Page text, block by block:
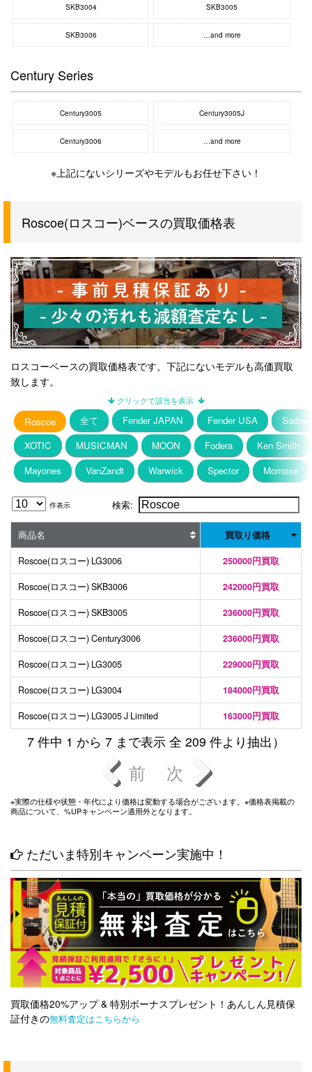
SKB3004 SKB3005
SKB3006 …and more
Century Series
Century3005 Century3005J
Century3006 …and more
※上記にないシリーズやモデルもお任せ下さい！
Roscoe(ロスコー)ベースの買取価格表
ロスコーベースの買取価格表です。下記にないモデルも高価買取
致します。
Roscoe 全て Fender JAPAN Fender USA
XOTIC
MUSICMAN MOON Fodera
Ken Smith
Mayones
VanZandt Warwick Spector Momose
件表示 検索:
商品名 買取り価格
Roscoe(ロスコー) LG3006 250000円買取
Roscoe(ロスコー) SKB3006 242000円買取
Roscoe(ロスコー) SKB3005 236000円買取
Roscoe(ロスコー) Century3006 236000円買取
Roscoe(ロスコー) LG3005 229000円買取
Roscoe(ロスコー) LG3004 184000円買取
Roscoe(ロスコー) LG3005 J Limited 163000円買取
7 件中 1 から 7 まで表示 全 209 件より抽出）
前 次
※実際の仕様や状態・年代により価格は変動する場合がございます。※価格表掲載の
商品について、%UPキャンペーン適用外となります。
ただいま特別キャンペーン実施中！
買取価格20%アップ & 特別ボーナスプレゼント！あんしん見積保
証付きの無料査定はこちらから